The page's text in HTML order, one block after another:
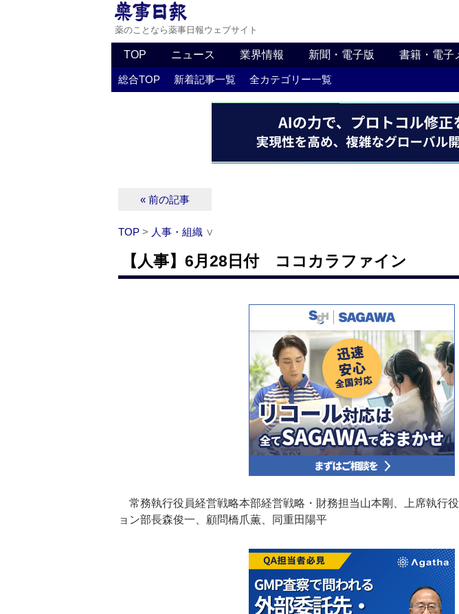
薬のことなら薬事日報ウェブサイト
TOP ニュース 業界情報 新聞・電子版 書籍・電子
総合TOP 新着記事一覧 全カテゴリー一覧
« 前の記事
TOP > 人事・組織 ∨
【人事】6月28日付 ココカラファイン
常務執行役員経営戦略本部経営戦略・財務担当山本剛、上席執行
ョン部長森俊一、顧問橋爪薫、同重田陽平